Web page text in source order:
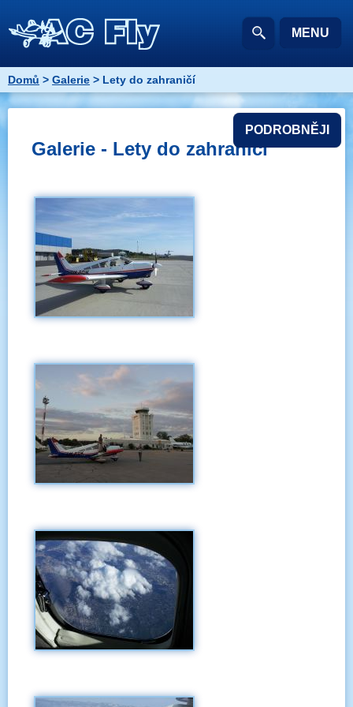
MENU
Domů > Galerie > Lety do zahraničí
PODROBNĚJI
Galerie - Lety do zahraničí